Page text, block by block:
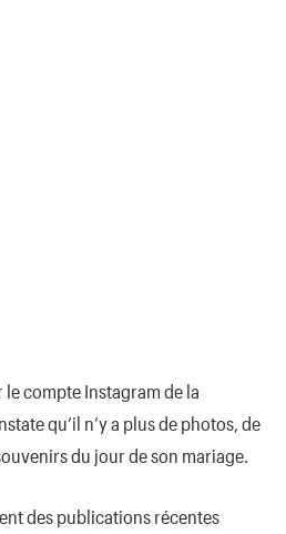
le compte Instagram de la
qu’il n’y a plus de photos, de
du jour de son mariage.
des publications récentes